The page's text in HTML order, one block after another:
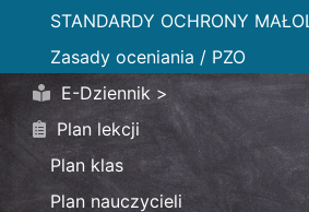
STANDARDY OCHRONY
Zasady oceniania / PZO
E-Dziennik >
Plan lekcji
Plan klas
Plan nauczycieli